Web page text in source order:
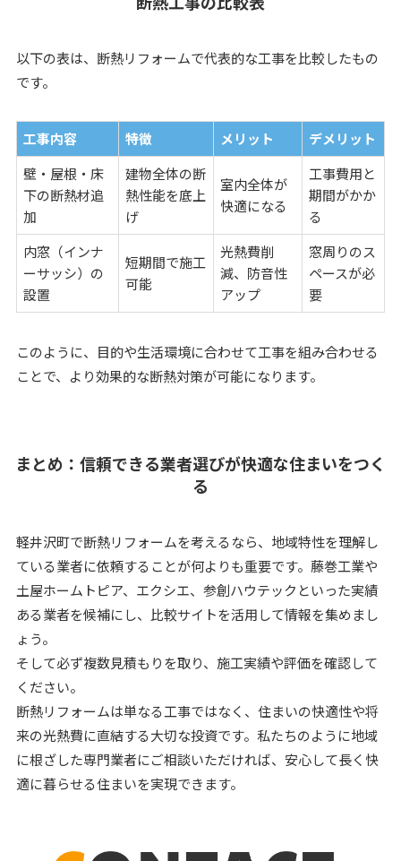
以下の表は、断熱リフォームで代表的な工事を比較したもの
です。
工事内容 特徴 メリット
デメリット
壁・屋根・床
下の断熱材追
加
建物全体の断
熱性能を底上
げ
室内全体が
快適になる
工事費用と
期間がかか
る
内窓（インナ
ーサッシ）の
設置
短期間で施工
可能
光熱費削
減、防音性
アップ
窓周りのス
ペースが必
要
このように、目的や生活環境に合わせて工事を組み合わせる
ことで、より効果的な断熱対策が可能になります。
まとめ：信頼できる業者選びが快適な住まいをつく
る
軽井沢町で断熱リフォームを考えるなら、地域特性を理解し
ている業者に依頼することが何よりも重要です。藤巻工業や
土屋ホームトピア、エクシエ、参創ハウテックといった実績
ある業者を候補にし、比較サイトを活用して情報を集めまし
ょう。
そして必ず複数見積もりを取り、施工実績や評価を確認して
ください。
断熱リフォームは単なる工事ではなく、住まいの快適性や将
来の光熱費に直結する大切な投資です。私たちのように地域
に根ざした専門業者にご相談いただければ、安心して長く快
適に暮らせる住まいを実現できます。